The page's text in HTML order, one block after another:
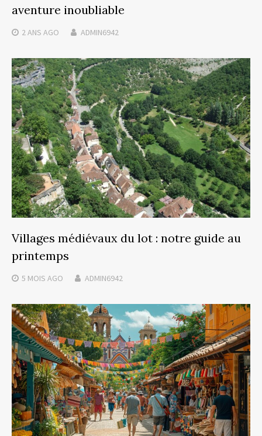
aventure inoubliable
2 ANS AGO ADMIN6942
Villages médiévaux du lot : notre guide au
printemps
5 MOIS AGO ADMIN6942